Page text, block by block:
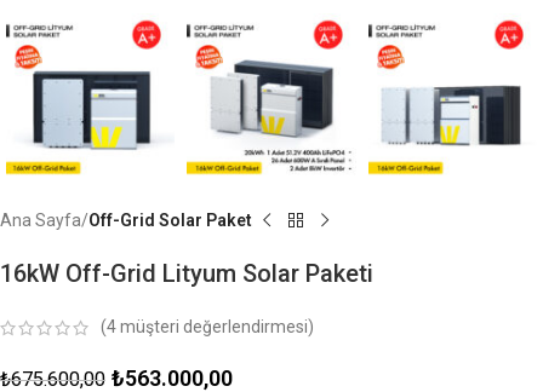
Ana Sayfa Off-Grid Solar Paket
16kW Off-Grid Lityum Solar Paketi
(4müşteri değerlendirmesi)
₺675.600,00 ₺563.000,00